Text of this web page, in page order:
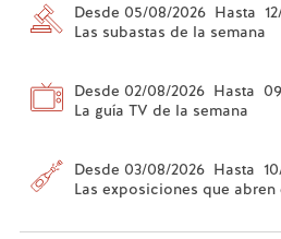
Desde 05/08/2026 Hasta
Las subastas de la semana
Desde 02/08/2026 Hasta
La guía TV de la semana
Desde 03/08/2026 Hasta
Las exposiciones que abren